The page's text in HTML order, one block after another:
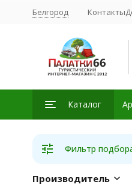
Белгород Контакты
Каталог
Фильтр
Производитель